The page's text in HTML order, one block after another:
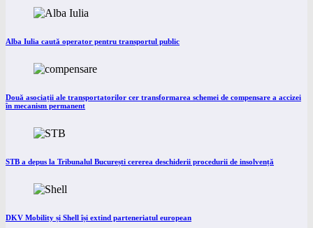
Alba Iulia caută operator pentru transportul public
Două asociații ale transportatorilor cer transformarea schemei de compensare a accizei
în mecanism permanent
STB a depus la Tribunalul București cererea deschiderii procedurii de insolvență
DKV Mobility și Shell își extind parteneriatul european